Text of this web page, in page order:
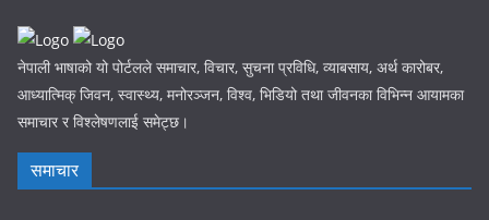
नेपाली भाषाको यो पोर्टलले समाचार, विचार, सुचना प्रविधि, व्याबसाय, अर्थ कारोबर,
आध्यात्मिक् जिवन, स्वास्थ्य, मनोरञ्जन, विश्व, भिडियो तथा जीवनका विभिन्न आयामका
समाचार र विश्लेषणलाई समेट्छ।
समाचार